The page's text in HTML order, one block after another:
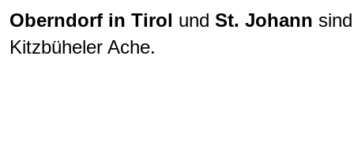
Oberndorf in Tirol und St. Johann
Kitzbüheler Ache.